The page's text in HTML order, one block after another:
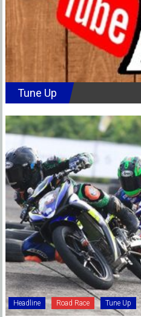
Tune Up
Headline Road Race Tune Up